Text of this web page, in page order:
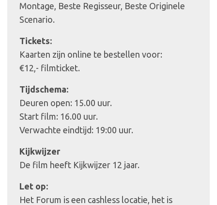
Montage, Beste Regisseur, Beste Originele
Scenario.
Tickets:
Kaarten zijn online te bestellen voor:
€12,- filmticket.
Tijdschema:
Deuren open: 15.00 uur.
Start film: 16.00 uur.
Verwachte eindtijd: 19:00 uur.
Kijkwijzer
De film heeft Kijkwijzer 12 jaar.
Let op:
Het Forum is een cashless locatie, het is